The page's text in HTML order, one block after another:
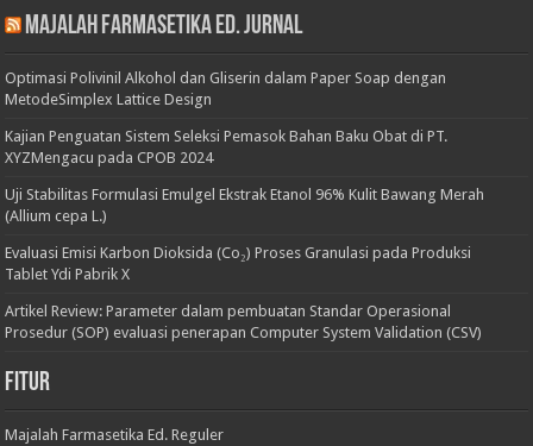
Majalah Farmasetika Ed. Jurnal
Optimasi Polivinil Alkohol dan Gliserin dalam Paper Soap dengan
MetodeSimplex Lattice Design
Kajian Penguatan Sistem Seleksi Pemasok Bahan Baku Obat di PT.
XYZMengacu pada CPOB 2024
Uji Stabilitas Formulasi Emulgel Ekstrak Etanol 96% Kulit Bawang Merah
(Allium cepa L.)
Evaluasi Emisi Karbon Dioksida (Co₂) Proses Granulasi pada Produksi
Tablet Ydi Pabrik X
Artikel Review: Parameter dalam pembuatan Standar Operasional
Prosedur (SOP) evaluasi penerapan Computer System Validation (CSV)
Fitur
Majalah Farmasetika Ed. Reguler